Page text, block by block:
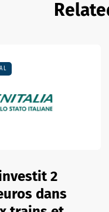
2
dans